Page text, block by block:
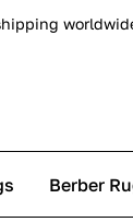
Berber